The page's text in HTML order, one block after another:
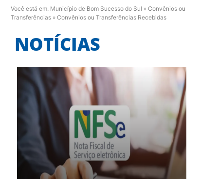
Você está em: Município de Bom Sucesso do Sul » Convênios ou
Transferências » Convênios ou Transferências Recebidas
NOTÍCIAS